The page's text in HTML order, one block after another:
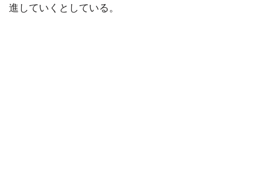
進していくとしている。